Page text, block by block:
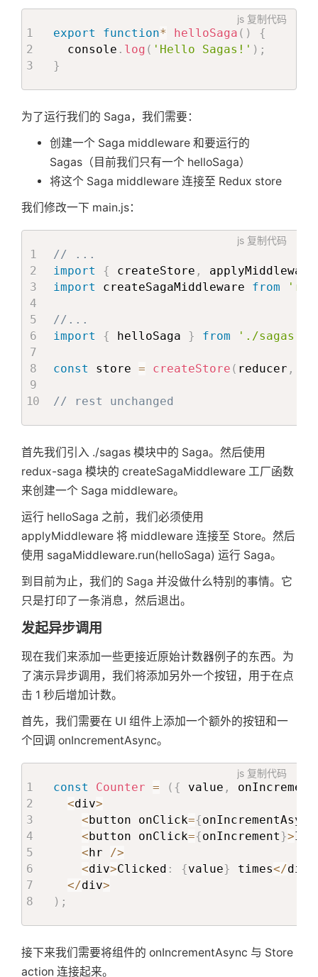
js 复制代码
export function* helloSaga ( )
{
  console
. log ( 'Hello Sagas!' ) ;
}
为了运行我们的 Saga，我们需要：
创建一个 Saga middleware 和要运行的
Sagas（目前我们只有一个 helloSaga）
将这个 Saga middleware 连接至 Redux store
我们修改一下 main.js：
js 复制代码
// ...
import
{ createStore ,
import
createSagaMiddleware from
//...
import
{ helloSaga } from './sagas'
const store = createStore ( reducer ,
// rest unchanged
首先我们引入 ./sagas 模块中的 Saga。然后使用
redux-saga 模块的 createSagaMiddleware 工厂函数
来创建一个 Saga middleware。
运行 helloSaga 之前，我们必须使用
applyMiddleware 将 middleware 连接至 Store。然后
使用 sagaMiddleware.run(helloSaga) 运行 Saga。
到目前为止，我们的 Saga 并没做什么特别的事情。它
只是打印了一条消息，然后退出。
发起异步调用
现在我们来添加一些更接近原始计数器例子的东西。为
了演示异步调用，我们将添加另外一个按钮，用于在点
击 1 秒后增加计数。
首先，我们需要在 UI 组件上添加一个额外的按钮和一
个回调 onIncrementAsync。
js 复制代码
const Counter = ( { value , onIncrement
<div>
<button onClick={onIncrementAsync
<button onClick={onIncrement}>
<hr />
<div>Clicked : {value} times</div
</div>
) ;
接下来我们需要将组件的 onIncrementAsync 与 Store
action 连接起来。